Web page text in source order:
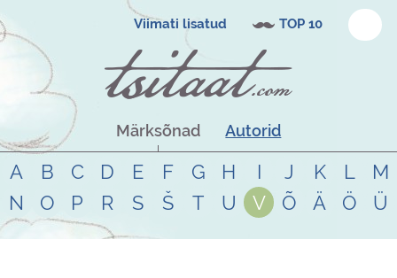
Viimati lisatud TOP 10
Märksõnad Autorid
A B C D E F G H I J K L
M
N
O P R S Š T U V Õ Ä Ö Ü